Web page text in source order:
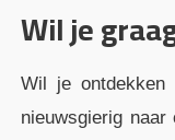
Wil je
Wil je ontdekken
nieuwsgierig